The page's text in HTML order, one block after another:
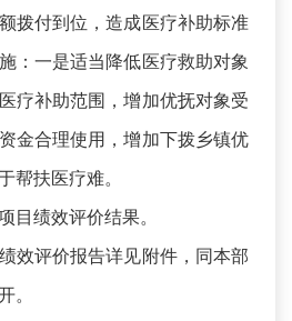
拨付到位，造成医疗补助标准
：一是适当降低医疗救助对象
疗补助范围，增加优抚对象受
金合理使用，增加下拨乡镇优
帮扶医疗难。
目绩效评价结果。
效评价报告详见附件，同本部
。